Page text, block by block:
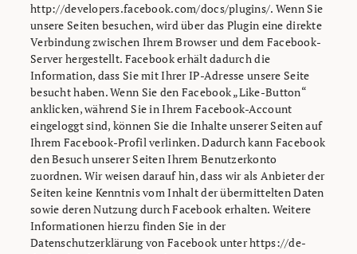
http://developers.facebook.com/docs/plugins/. Wenn Sie
unsere Seiten besuchen, wird über das Plugin eine direkte
Verbindung zwischen Ihrem Browser und dem Facebook-
Server hergestellt. Facebook erhält dadurch die
Information, dass Sie mit Ihrer IP-Adresse unsere Seite
besucht haben. Wenn Sie den Facebook „Like-Button“
anklicken, während Sie in Ihrem Facebook-Account
eingeloggt sind, können Sie die Inhalte unserer Seiten auf
Ihrem Facebook-Profil verlinken. Dadurch kann Facebook
den Besuch unserer Seiten Ihrem Benutzerkonto
zuordnen. Wir weisen darauf hin, dass wir als Anbieter der
Seiten keine Kenntnis vom Inhalt der übermittelten Daten
sowie deren Nutzung durch Facebook erhalten. Weitere
Informationen hierzu finden Sie in der
Datenschutzerklärung von Facebook unter https://de-